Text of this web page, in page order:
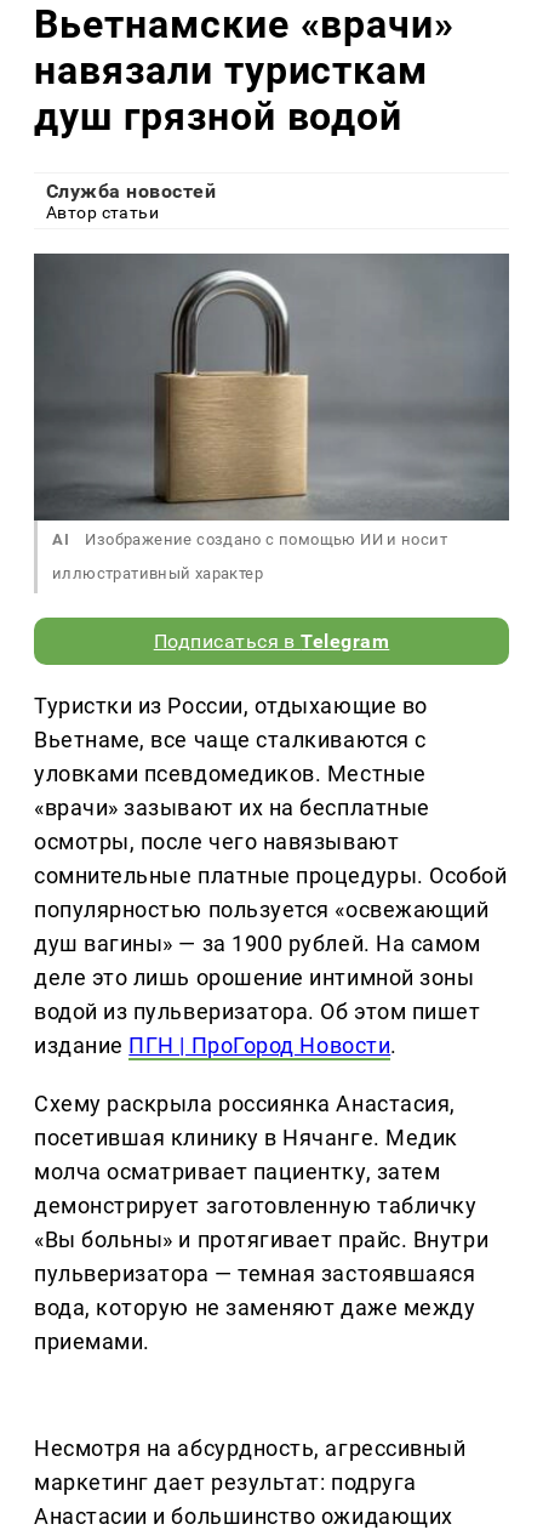
Вьетнамские «врачи»
навязали туристкам
душ грязной водой
Служба новостей
Автор статьи
AI
Изображение создано с помощью ИИ и носит
иллюстративный характер
Подписаться вTelegram
Туристки из России, отдыхающие во
Вьетнаме, все чаще сталкиваются с
уловками псевдомедиков. Местные
«врачи» зазывают их на бесплатные
осмотры, после чего навязывают
сомнительные платные процедуры. Особой
популярностью пользуется «освежающий
душ вагины» — за 1900 рублей. На самом
деле это лишь орошение интимной зоны
водой из пульверизатора. Об этом пишет
издание ПГН | ПроГород Новости.
Схему раскрыла россиянка Анастасия,
посетившая клинику в Нячанге. Медик
молча осматривает пациентку, затем
демонстрирует заготовленную табличку
«Вы больны» и протягивает прайс. Внутри
пульверизатора — темная застоявшаяся
вода, которую не заменяют даже между
приемами.
Несмотря на абсурдность, агрессивный
маркетинг дает результат: подруга
Анастасии и большинство ожидающих